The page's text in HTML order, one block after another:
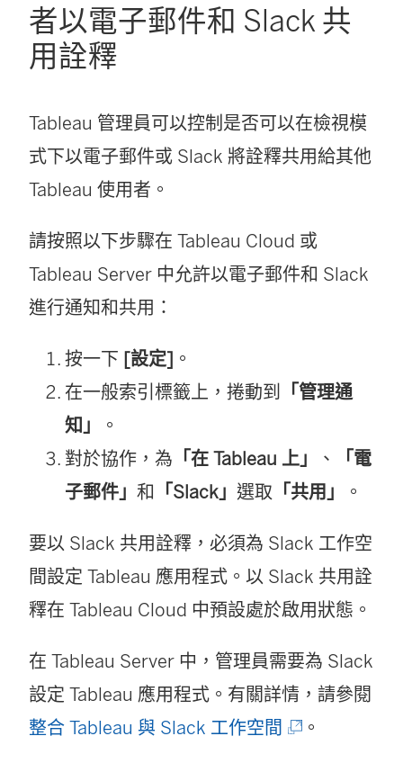
者以電子郵件和 Slack 共
用詮釋
Tableau 管理員可以控制是否可以在檢視模
式下以電子郵件或 Slack 將詮釋共用給其他
Tableau 使用者。
請按照以下步驟在 Tableau Cloud 或
Tableau Server 中允許以電子郵件和 Slack
進行通知和共用：
按一下 [設定] 。
在一般索引標籤上，捲動到
「管理通
知」
。
對於協作，為 「在 Tableau 上」 、
「電
子郵件」 和 「Slack」 選取 「共用」 。
要以 Slack 共用詮釋，必須為 Slack 工作空
間設定 Tableau 應用程式。以 Slack 共用詮
釋在 Tableau Cloud 中預設處於啟用狀態。
在 Tableau Server 中，管理員需要為 Slack
設定 Tableau 應用程式。有關詳情，請參閱
整合 Tableau 與 Slack 工作空間 (
。